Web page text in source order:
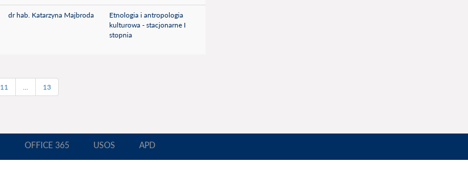
dr hab. Katarzyna Majbroda
Etnologia i antropologia
kulturowa - stacjonarne I
stopnia
11 ... 13
OFFICE 365 USOS APD